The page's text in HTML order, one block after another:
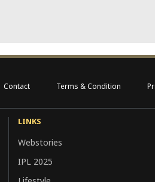
Contact Terms & Condition
LINKS
Webstories
IPL 2025